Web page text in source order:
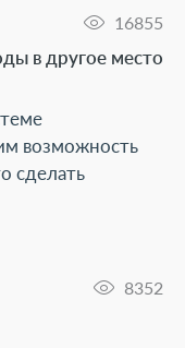
16855
в другое место
возможность
сделать
8352